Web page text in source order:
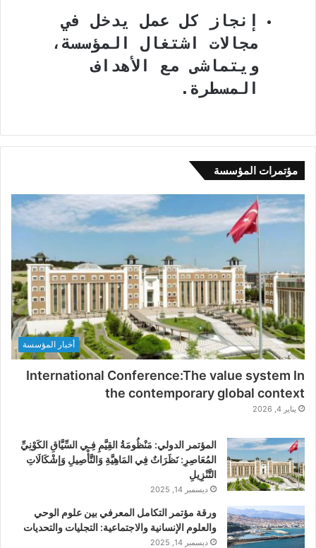
إنجاز كل عمل يدخل في
مجالات اشتغال المؤسسة،
ويتماشى مع الأهداف
المسطرة.
مؤتمرات المؤسسة
أخبار المؤسسة
International Conference:The value system In
the contemporary global context
يناير 4, 2026
المؤتمر الدولي: مَنْظُومَةُ القِيَّمِ فِـي السِّيَّاقِ الكَوْنِيِّ
المُعَاصِرِ: نَظَرَاتٌ فِي المَاهِيَّةِ وَالتَّأْصِيلِ وَإشْكَالَاتِ
التَّنْزِيلِ
ديسمبر 14, 2025
ورقة مؤتمر التكامل المعرفي بين علوم الوحي
والعلوم الإنسانية والاجتماعية: التجليات والتحديات
ديسمبر 14, 2025